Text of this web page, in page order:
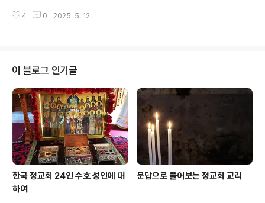
기도를 통해 능력과 은사를 받으며 우리의 노력을 성취할
하나의 완벽한 기도문을 이루고 있으며 이 기도문에는 찬
분이라는 뜻입니다. 그러므로 우리는 하느님을 '주님'이라
고 부름으로써 그분이 모든 창조물에 대해 주인의 권한을
갖고 계시며 심지어는 우리 생명과 영혼까지도 주관하심을
인정하는 것입니다. 그분의 위대하심을 고백하고 우리가
그분의 힘에 의존하고 있음을 선포하는 것입니다. 우리는
그분에게 속한 사람들이며 그분은 우..
4 0 2025. 5. 12.
이 블로그 인기글
한국 정교회 24인 수호 성인에 대
하여
문답으로 풀어보는 정교회 교리